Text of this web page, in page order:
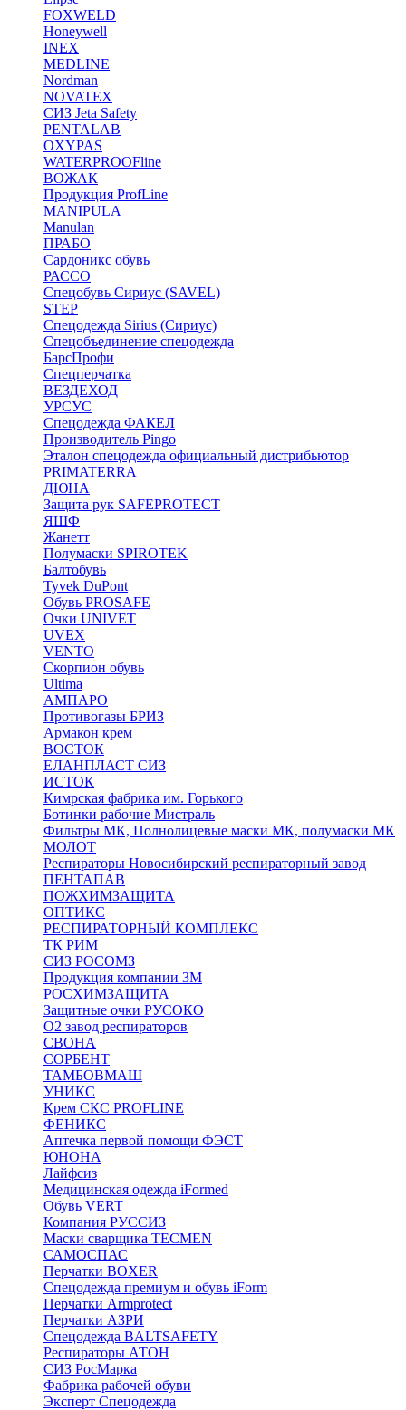
FOXWELD
Honeywell
INEX
MEDLINE
Nordman
NOVATEX
СИЗ Jeta Safety
PENTALAB
OXYPAS
WATERPROOFline
ВОЖАК
Продукция ProfLine
MANIPULA
Manulan
ПРАБО
Сардоникс обувь
РАССО
Спецобувь Сириус (SAVEL)
STEP
Спецодежда Sirius (Сириус)
Спецобъединение спецодежда
БарсПрофи
Спецперчатка
ВЕЗДЕХОД
УРСУС
Спецодежда ФАКЕЛ
Производитель Pingo
Эталон спецодежда официальный дистрибьютор
PRIMATERRA
ДЮНА
Защита рук SAFEPROTECT
ЯШФ
Жанетт
Полумаски SPIROTEK
Балтобувь
Tyvek DuPont
Обувь PROSAFE
Очки UNIVET
UVEX
VENTO
Скорпион обувь
Ultima
АМПАРО
Противогазы БРИЗ
Армакон крем
ВОСТОК
ЕЛАНПЛАСТ СИЗ
ИСТОК
Кимрская фабрика им. Горького
Ботинки рабочие Мистраль
Фильтры МК, Полнолицевые маски МК, полумаски МК
МОЛОТ
Респираторы Новосибирский респираторный завод
ПЕНТАПАВ
ПОЖХИМЗАЩИТА
ОПТИКС
РЕСПИРАТОРНЫЙ КОМПЛЕКС
ТК РИМ
СИЗ РОСОМЗ
Продукция компании 3M
РОСХИМЗАЩИТА
Защитные очки РУСОКО
О2 завод респираторов
СВОНА
СОРБЕНТ
ТАМБОВМАШ
УНИКС
Крем СКС PROFLINE
ФЕНИКС
Аптечка первой помощи ФЭСТ
ЮНОНА
Лайфсиз
Медицинская одежда iFormed
Обувь VERT
Компания РУССИЗ
Маски сварщика TECMEN
САМОСПАС
Перчатки BOXER
Спецодежда премиум и обувь iForm
Перчатки Armprotect
Перчатки АЗРИ
Спецодежда BALTSAFETY
Респираторы АТОН
СИЗ РосМарка
Фабрика рабочей обуви
Эксперт Спецодежда